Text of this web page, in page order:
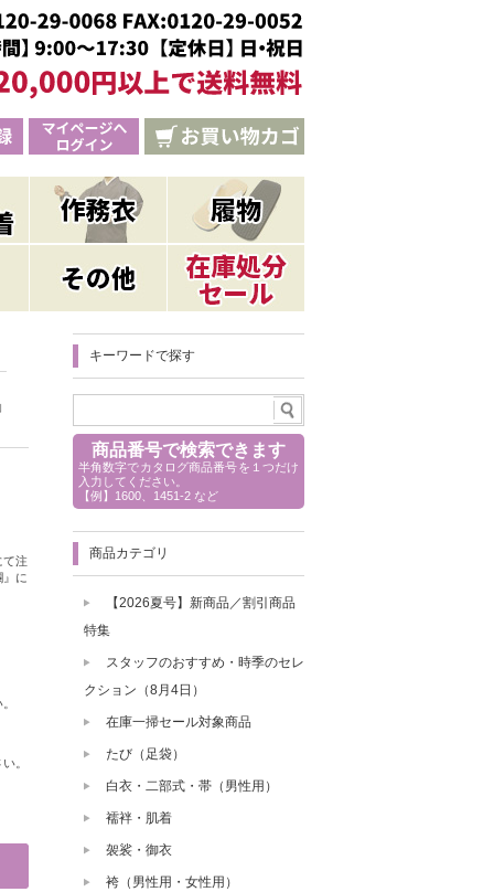
て注
』に
。
キーワードで探す
商品番号で検索できます
半角数字でカタログ商品番号を１つだけ
入力してください。
【例】1600、1451-2 など
商品カテゴリ
【2026夏号】新商品／割引商品
特集
スタッフのおすすめ・時季のセレ
クション（8月4日）
在庫一掃セール対象商品
たび（足袋）
白衣・二部式・帯（男性用）
襦袢・肌着
袈裟・御衣
袴（男性用・女性用）